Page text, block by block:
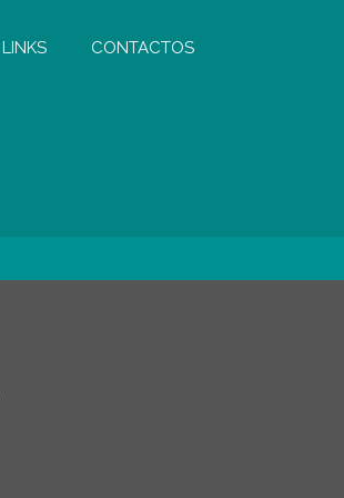
LINKS CONTACTOS